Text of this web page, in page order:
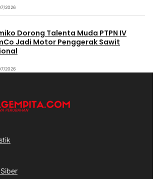
2026
Dorong Talenta Muda PTPN IV
Jadi Motor Penggerak Sawit
2026